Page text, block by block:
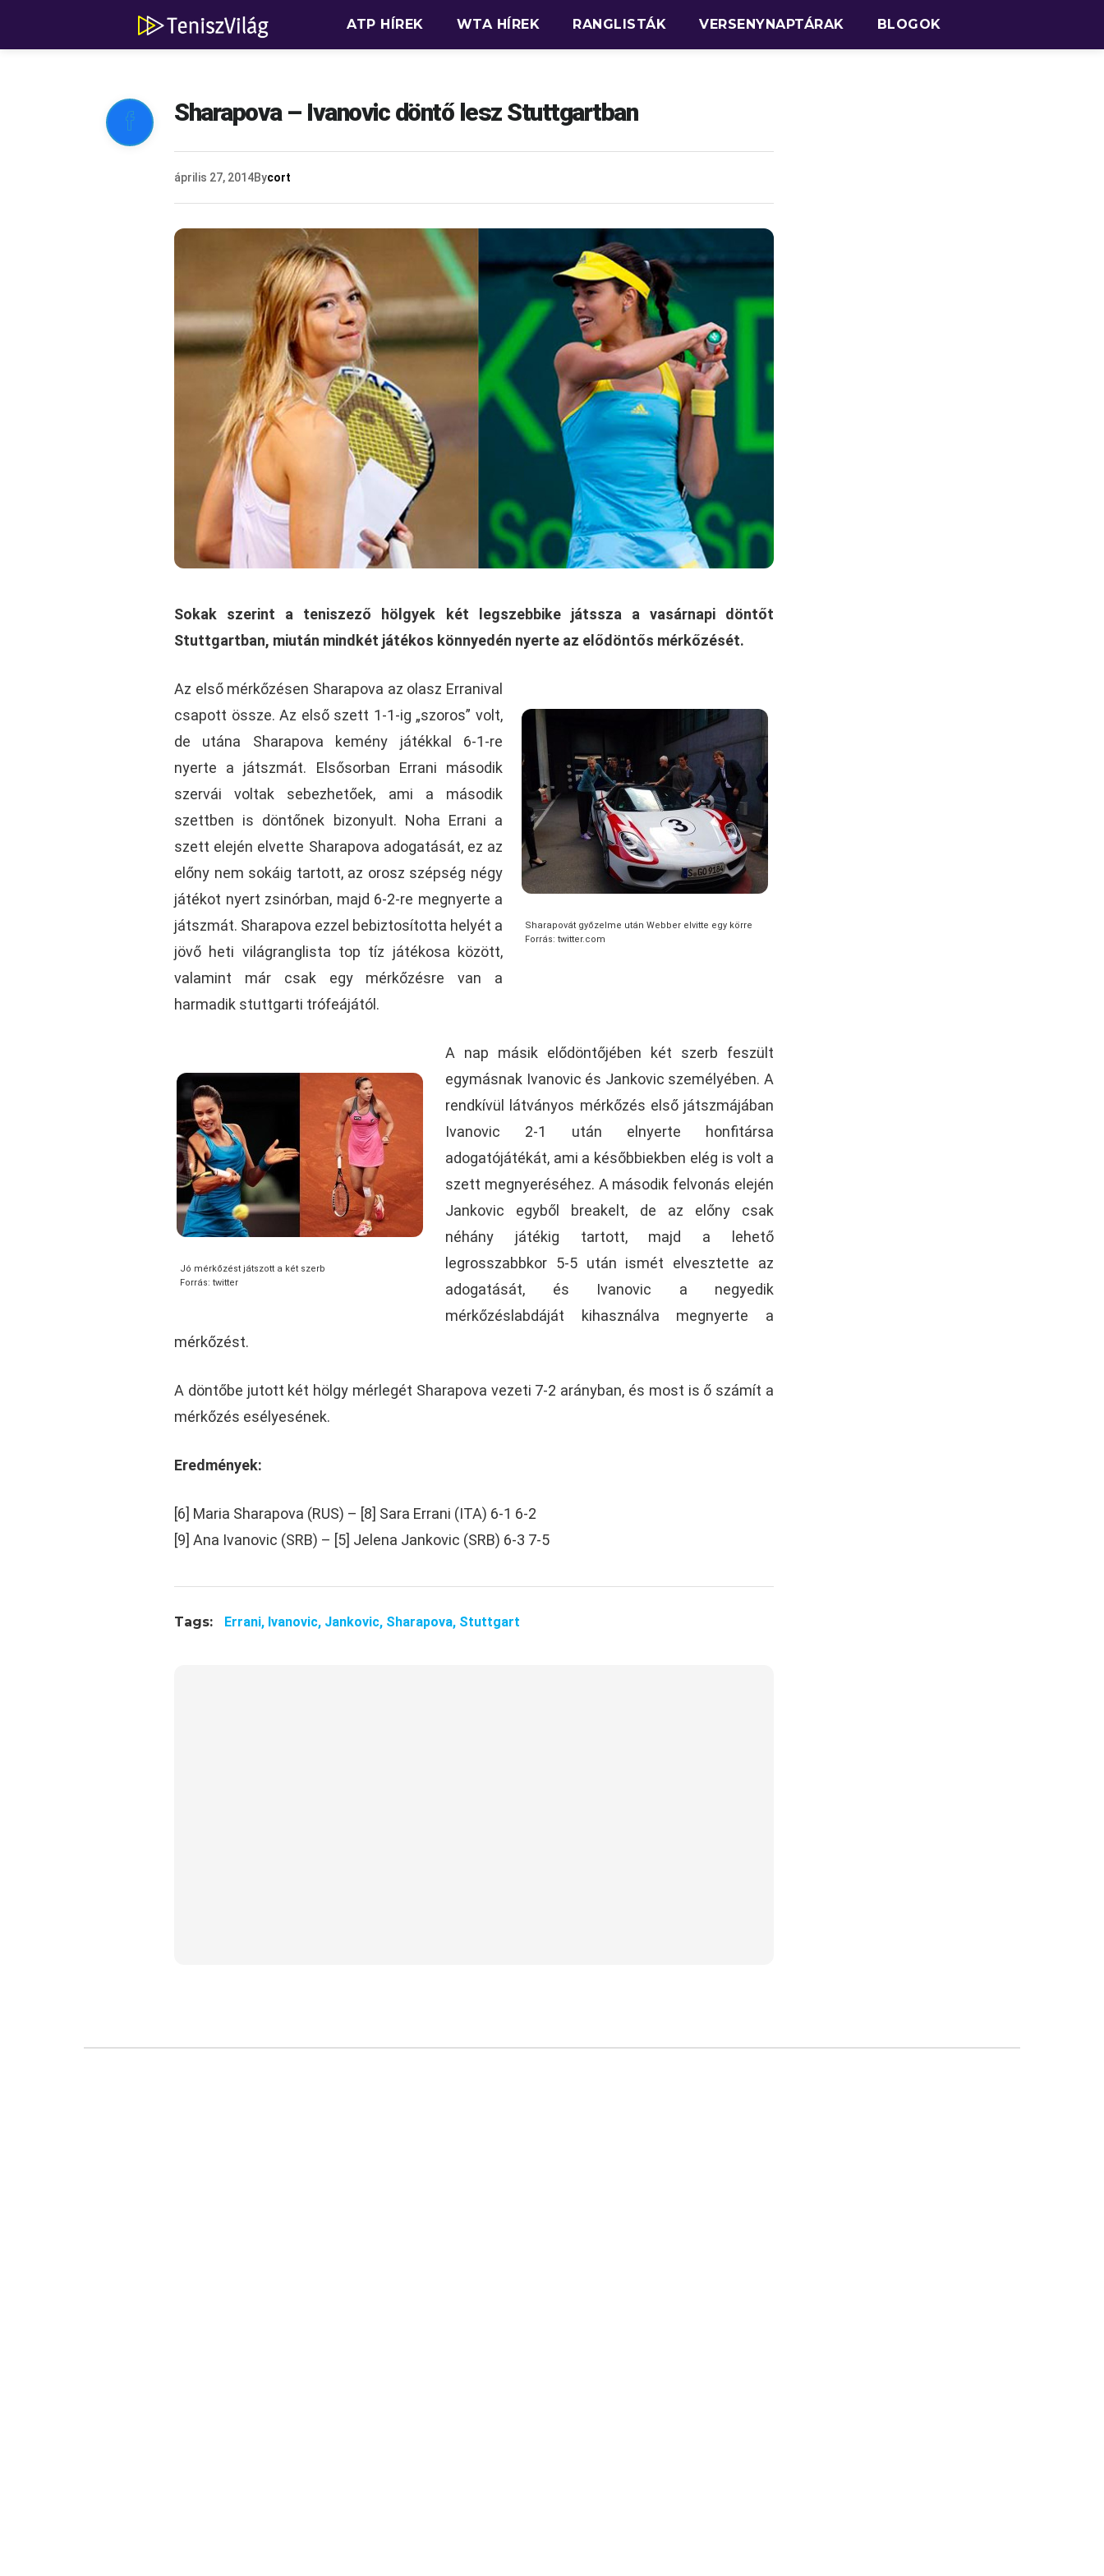
ATP HÍREK WTA HÍREK RANGLISTÁK VERSENYNAPTÁRAK BLOGOK
 Sharapova – Ivanovic döntő lesz Stuttgartban
április 27, 2014Bycort
Sokak szerint a teniszező hölgyek két legszebbike játssza a vasárnapi döntőt
Stuttgartban, miután mindkét játékos könnyedén nyerte az elődöntős mérkőzését.
Sharapovát győzelme után Webber elvitte egy körre
Forrás: twitter.com
Az első mérkőzésen Sharapova az olasz Erranival
csapott össze. Az első szett 1-1-ig „szoros” volt,
de utána Sharapova kemény játékkal 6-1-re
nyerte a játszmát. Elsősorban Errani második
szervái voltak sebezhetőek, ami a második
szettben is döntőnek bizonyult. Noha Errani a
szett elején elvette Sharapova adogatását, ez az
előny nem sokáig tartott, az orosz szépség négy
játékot nyert zsinórban, majd 6-2-re megnyerte a
játszmát. Sharapova ezzel bebiztosította helyét a
jövő heti világranglista top tíz játékosa között,
valamint már csak egy mérkőzésre van a
harmadik stuttgarti trófeájától.
Jó mérkőzést játszott a két szerb
Forrás: twitter
A nap másik elődöntőjében két szerb feszült
egymásnak Ivanovic és Jankovic személyében. A
rendkívül látványos mérkőzés első játszmájában
Ivanovic 2-1 után elnyerte honfitársa
adogatójátékát, ami a későbbiekben elég is volt a
szett megnyeréséhez. A második felvonás elején
Jankovic egyből breakelt, de az előny csak
néhány játékig tartott, majd a lehető
legrosszabbkor 5-5 után ismét elvesztette az
adogatását, és Ivanovic a negyedik
mérkőzéslabdáját kihasználva megnyerte a
mérkőzést.
A döntőbe jutott két hölgy mérlegét Sharapova vezeti 7-2 arányban, és most is ő számít a
mérkőzés esélyesének.
Eredmények:
[6] Maria Sharapova (RUS) – [8] Sara Errani (ITA) 6-1 6-2
[9] Ana Ivanovic (SRB) – [5] Jelena Jankovic (SRB) 6-3 7-5
Tags: Errani, Ivanovic, Jankovic, Sharapova, Stuttgart